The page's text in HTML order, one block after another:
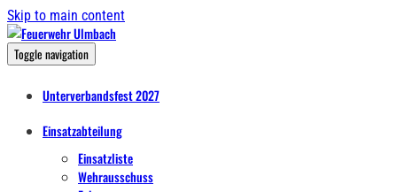
Skip to main content
Toggle navigation
Unterverbandsfest 2027
Einsatzabteilung
Einsatzliste
Wehrausschuss